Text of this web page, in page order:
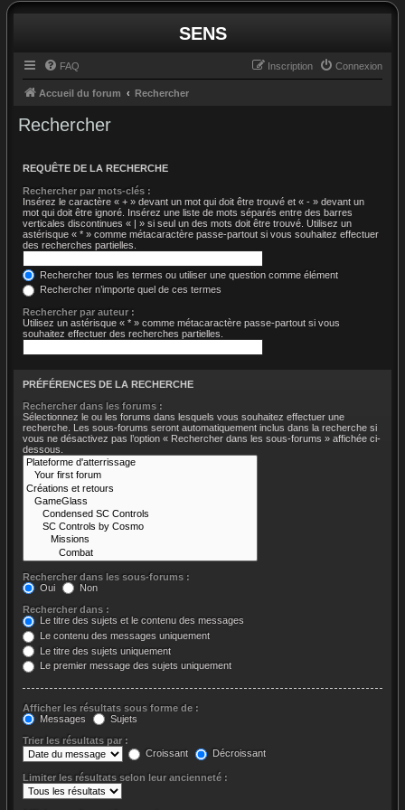
SENS
FAQ Connexion
Inscription
Accueil du forum Rechercher
Rechercher
REQUÊTE DE LA RECHERCHE
Rechercher par mots-clés :
Insérez le caractère « + » devant un mot qui doit être trouvé et « - » devant un
mot qui doit être ignoré. Insérez une liste de mots séparés entre des barres
verticales discontinues « | » si seul un des mots doit être trouvé. Utilisez un
astérisque « * » comme métacaractère passe-partout si vous souhaitez effectuer
des recherches partielles.
Rechercher tous les termes ou utiliser une question comme élément
Rechercher n’importe quel de ces termes
Rechercher par auteur :
Utilisez un astérisque « * » comme métacaractère passe-partout si vous
souhaitez effectuer des recherches partielles.
PRÉFÉRENCES DE LA RECHERCHE
Rechercher dans les forums :
Sélectionnez le ou les forums dans lesquels vous souhaitez effectuer une
recherche. Les sous-forums seront automatiquement inclus dans la recherche si
vous ne désactivez pas l’option « Rechercher dans les sous-forums » affichée ci-
dessous.
Rechercher dans les sous-forums :
Oui
Non
Rechercher dans :
Le titre des sujets et le contenu des messages
Le contenu des messages uniquement
Le titre des sujets uniquement
Le premier message des sujets uniquement
Afficher les résultats sous forme de :
Messages
Sujets
Trier les résultats par :
Croissant
Décroissant
Limiter les résultats selon leur ancienneté :